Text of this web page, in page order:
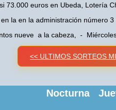
73.000 euros en Ubeda, Lotería
la en la administración número
nueve a la cabeza, -
<< ULTIMOS SORTEOS
Nocturna